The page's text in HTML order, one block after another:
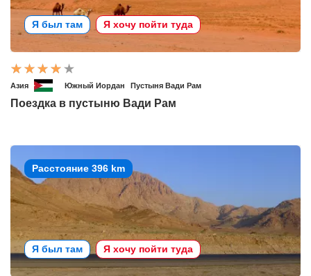
Я был там Я хочу пойти туда
Азия Южный Иордан Пустыня Вади Рам
Поездка в пустыню Вади Рам
Расстояние 396 km
Я был там Я хочу пойти туда